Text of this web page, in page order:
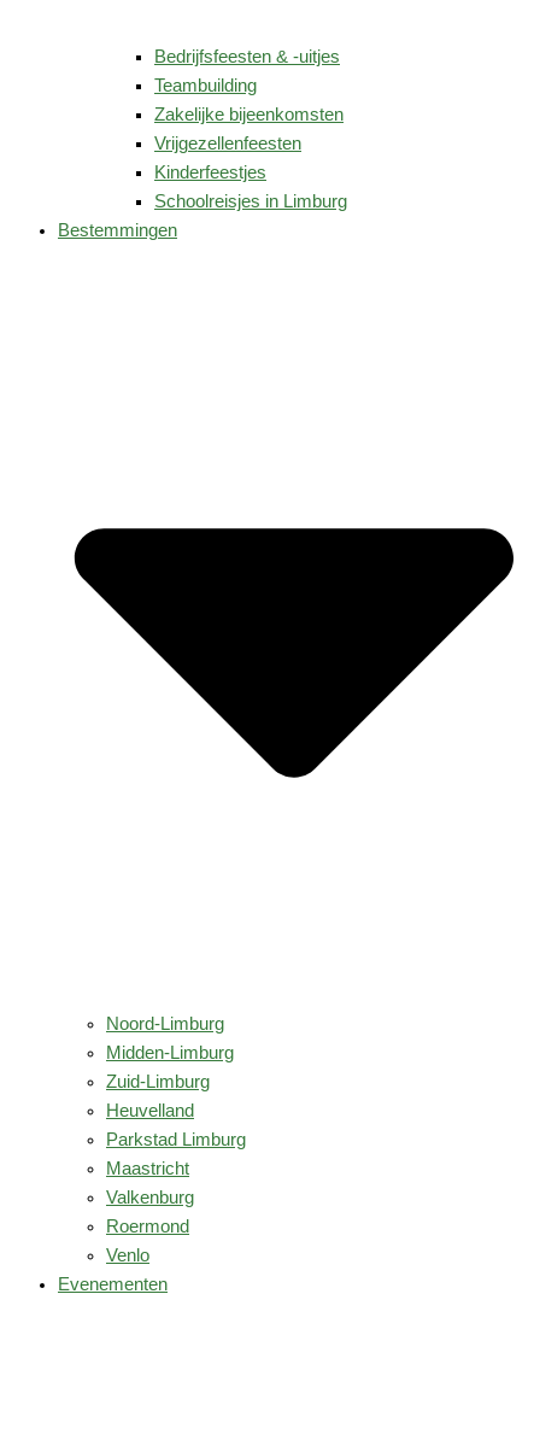
Bedrijfsfeesten & -uitjes
Teambuilding
Zakelijke bijeenkomsten
Vrijgezellenfeesten
Kinderfeestjes
Schoolreisjes in Limburg
Bestemmingen
Noord-Limburg
Midden-Limburg
Zuid-Limburg
Heuvelland
Parkstad Limburg
Maastricht
Valkenburg
Roermond
Venlo
Evenementen